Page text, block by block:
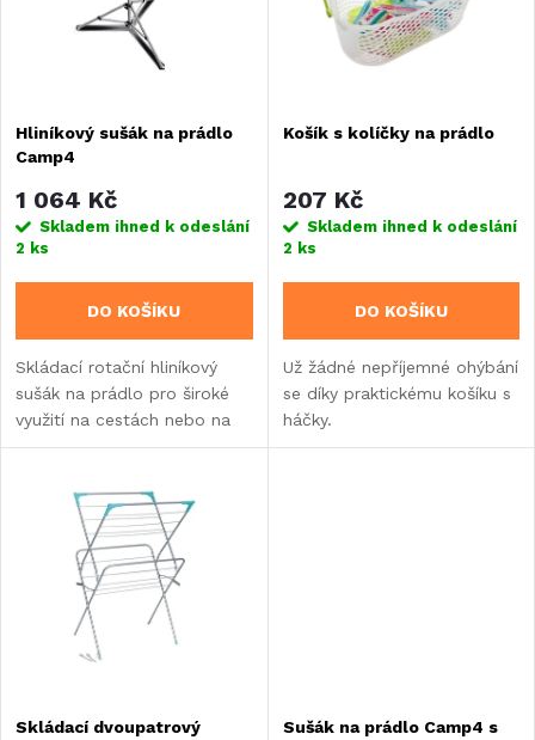
p
r
o
d
u
k
s
p
r
o
d
u
Hliníkový sušák na prádlo
Camp4
1 064 Kč
Skladem ihned k odeslání
2 ks
DO KOŠÍKU
Skládací rotační hliníkový
sušák na prádlo pro široké
využití na cestách nebo na
chalupě či doma.
Košík s kolíčky na prádlo
207 Kč
Skladem ihned k odeslání
2 ks
DO KOŠÍKU
Už žádné nepříjemné ohýbání
se díky praktickému košíku s
háčky.
Skládací dvoupatrový
Sušák na prádlo Camp4 s